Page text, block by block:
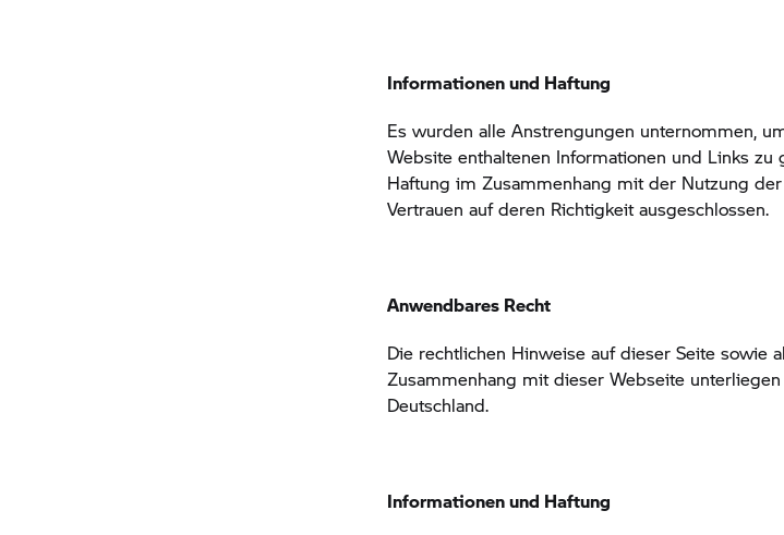
Informationen und Haftung
Es wurden alle Anstrengungen unternommen,
Website enthaltenen Informationen und Links
Haftung im Zusammenhang mit der Nutzung
Vertrauen auf deren Richtigkeit ausgeschlossen.
Anwendbares Recht
Die rechtlichen Hinweise auf dieser Seite sowie
Zusammenhang mit dieser Webseite
Deutschland.
Informationen und Haftung